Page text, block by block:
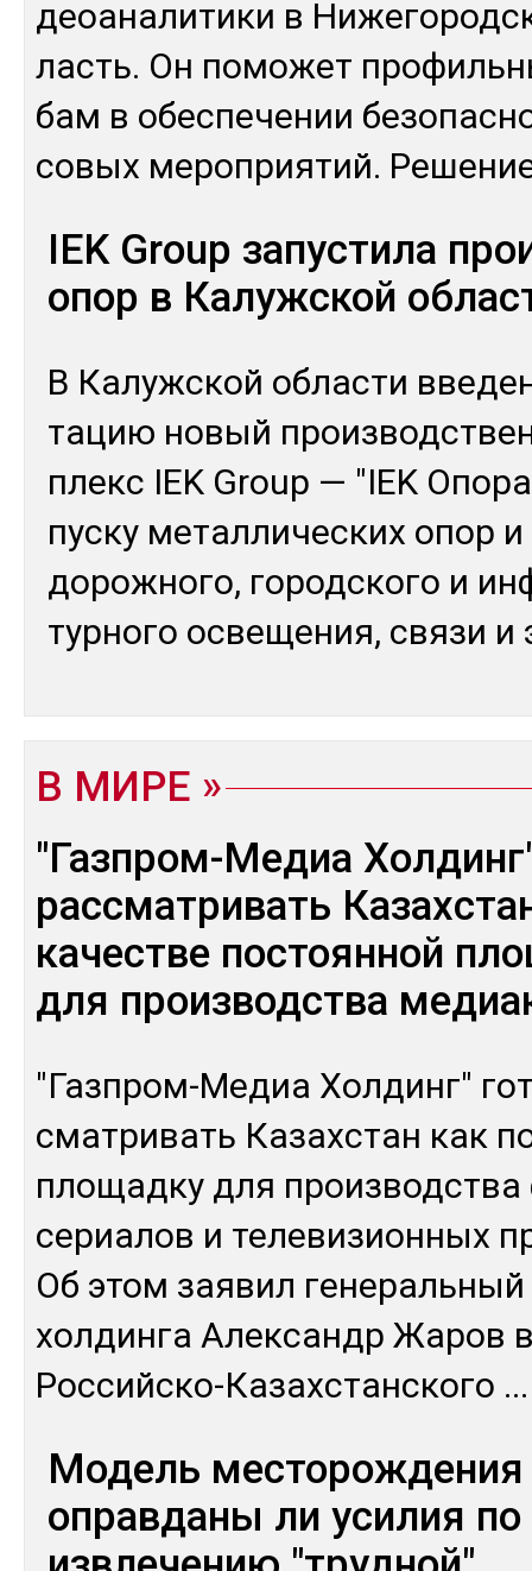
деоана­лити­ки в
ласть. Он по­может
бам в обес­пе­чении
со­вых ме­роп­рия­тий.
IEK Group запустила
опор в Калужской
В Ка­луж­ской об­лас­ти
та­цию но­вый
плекс IEK Group — "IEK
пус­ку ме­тал­ли­чес­ких опор
до­рож­но­го, го­род­ско­го и
тур­но­го ос­ве­щения, свя­зи и
В МИРЕ
"Газпром-Медиа
рассматривать
качестве постоянной
для производства
"Газ­пром-Ме­диа Хол­динг"
смат­ри­вать Ка­зах­стан как
пло­щад­ку для
се­риа­лов и те­леви­зион­ных
Об этом зая­вил
хол­дин­га Алек­сандр Жа­ров
Рос­сий­ско-Ка­зах­станско­го ...
Модель месторождения
оправданы ли усилия по